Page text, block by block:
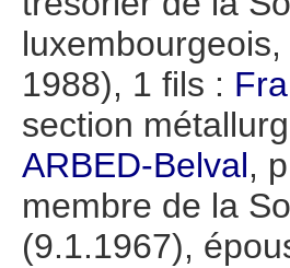
1988), 1 fils :
section
ARBED-Belval,
membre de la
(9.1.1967),